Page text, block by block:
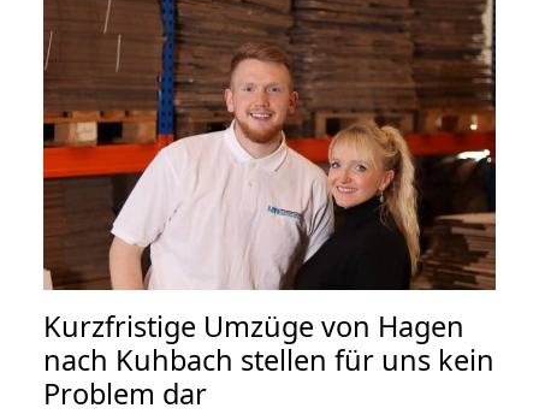
Kurzfristige Umzüge von Hagen
nach Kuhbach stellen für uns kein
Problem dar